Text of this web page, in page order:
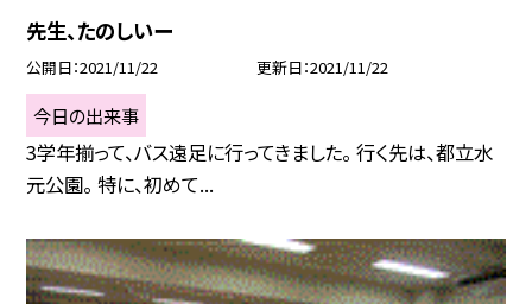
先生、たのしいー
公開日 2021/11/22 更新日 2021/11/22
今日の出来事
3学年揃って、バス遠足に行ってきました。 行く先は、都立水
元公園。 特に、初めて...